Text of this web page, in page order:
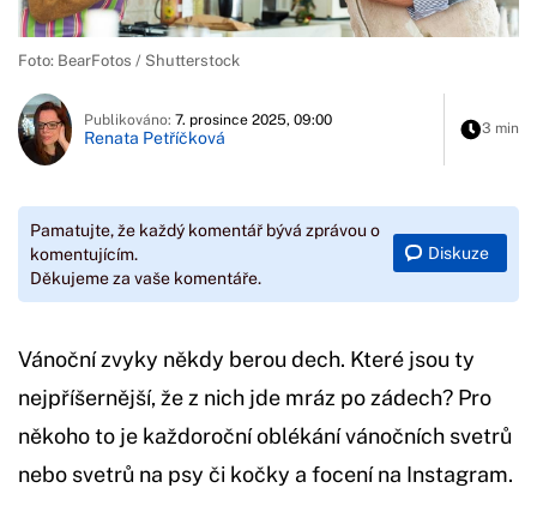
Foto: BearFotos / Shutterstock
Publikováno: 7. prosince 2025, 09:00
Renata Petříčková 3 min
Pamatujte, že každý komentář bývá zprávou o
komentujícím.
Děkujeme za vaše komentáře.
Diskuze
Vánoční zvyky někdy berou dech. Které jsou ty
nejpříšernější, že z nich jde mráz po zádech? Pro
někoho to je každoroční oblékání vánočních svetrů
nebo svetrů na psy či kočky a focení na Instagram.